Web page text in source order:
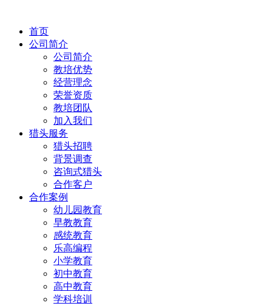
首页
公司简介
公司简介
教培优势
经营理念
荣誉资质
教培团队
加入我们
猎头服务
猎头招聘
背景调查
咨询式猎头
合作客户
合作案例
幼儿园教育
早教教育
感统教育
乐高编程
小学教育
初中教育
高中教育
学科培训